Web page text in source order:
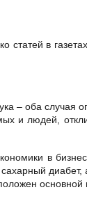
в
– оба случая
и людей,
в
основной